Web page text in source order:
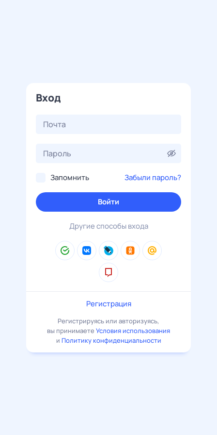
Вход
Запомнить Забыли пароль?
Войти
Другие способы входа
Регистрация
Регистрируясь или авторизуясь,
вы принимаете Условия использования
и Политику конфиденциальности